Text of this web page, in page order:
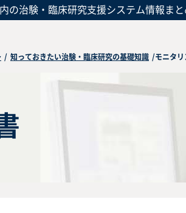
の治験・臨床研究支援システム情報ま
/ 知っておきたい治験・臨床研究の基礎知識 /モニタ